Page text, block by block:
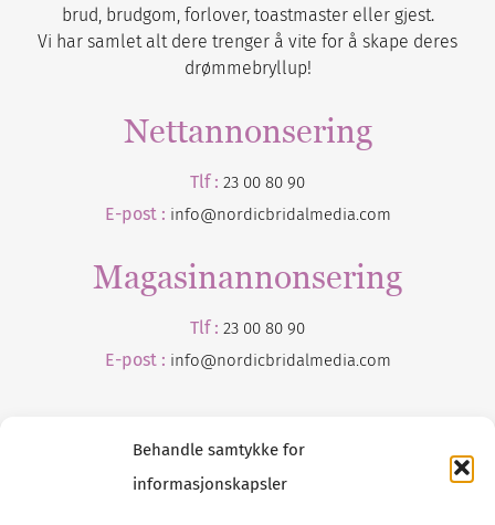
Behandle samtykke for
informasjonskapsler
brud, brudgom, forlover, toastmaster eller gjest.
Vi har samlet alt dere trenger å vite for å skape deres
drømmebryllup!
Nettannonsering
Tlf : 23 00 80 90
E-post : info@nordicbridalmedia.com
Magasinannonsering
Tlf : 23 00 80 90
E-post : info@nordicbridalmedia.com